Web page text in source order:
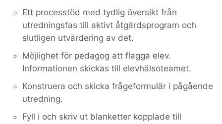
Ett processtöd med tydlig översikt från
utredningsfas till aktivt åtgärdsprogram och
slutligen utvärdering av det.
Möjlighet för pedagog att flagga elev.
Informationen skickas till elevhälsoteamet.
Konstruera och skicka frågeformulär i pågående
utredning.
Fyll i och skriv ut blanketter kopplade till